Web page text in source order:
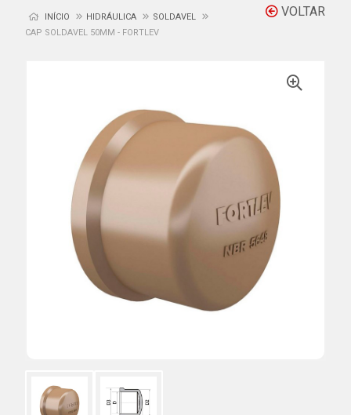
VOLTAR
INÍCIO HIDRÁULICA
SOLDAVEL
CAP SOLDAVEL 50MM - FORTLEV